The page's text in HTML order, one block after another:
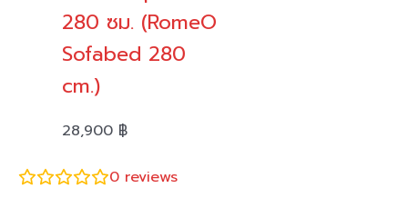
280 ซม. (RomeO
Sofabed 280
cm.)
28,900 ฿
0 reviews